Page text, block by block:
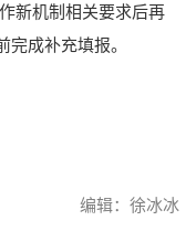
新机制相关要求后再
成补充填报。
编辑：徐冰冰